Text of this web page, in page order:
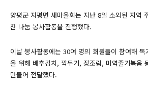
양평군 지평면 새마을회는 지난 8일 소외된 지역
찬 나눔 봉사활동을 진행했다.
이날 봉사활동에는 30여 명의 회원들이 참여해
을 위해 배추김치, 깍두기, 장조림, 미역줄기볶음
만들어 전달했다.